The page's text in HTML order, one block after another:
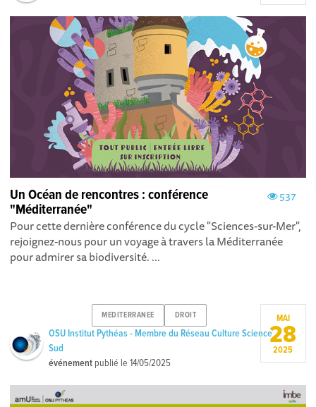
537
Un Océan de rencontres : conférence
"Méditerranée"
Pour cette dernière conférence du cycle "Sciences-sur-Mer",
rejoignez-nous pour un voyage à travers la Méditerranée
pour admirer sa biodiversité. ...
MEDITERRANEE DROIT
OSU Institut Pythéas - Membre du Réseau Culture Science
Sud
événement publié le14/05/2025
MAI
28
2025